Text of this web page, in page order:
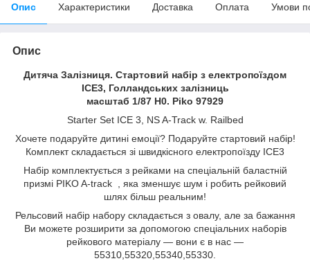
Опис Характеристики Доставка Оплата Умови
Опис
Дитяча Залізниця. Стартовий набір з електропоїздом
ICE3, Голландських залiзниць
масштаб 1/87 H0. Piko 97929
Starter Set ICE 3, NS A-Track w. Railbed
Хочете подаруйте дитині емоції? Подаруйте стартовий набір!
Комплект складається зі швидкісного електропоїзду ICE3
Набір комплектується з рейками на спеціальній баластній
призмі PIKO A-track , яка зменшує шум і робить рейковий
шлях більш реальним!
Рельсовий набір набору складається з овалу, але за бажання
Ви можете розширити за допомогою спеціальних наборів
рейкового матеріалу — вони є в нас —
55310,55320,55340,55330.